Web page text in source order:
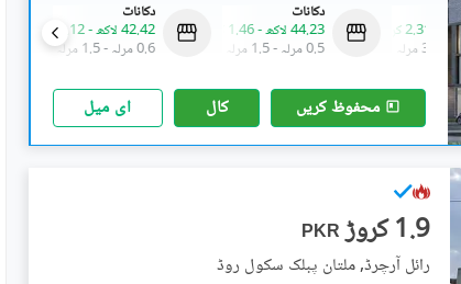
دکانات
42.42 لاکھ
-1.12 کروڑ
0.6 مرلہ
-1.5 مرلہ
دکانات
44.23 لاکھ
-1.46 کروڑ
0.5 مرلہ
-1.5 مرلہ
2.31 کروڑ
3.6 مرلہ
محفوظ کریں کال ای میل
PKR 1.9 کروڑ
رائل آرچرڈ, ملتان پبلک سکول روڈ